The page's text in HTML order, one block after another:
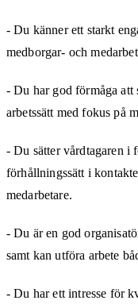
- Du känner ett starkt
medborgar- och
- Du har god förmåga att
arbetssätt med fokus på
- Du sätter vårdtagaren i
förhållningssätt i
medarbetare.
- Du är en god
samt kan utföra arbete
- Du har ett intresse för